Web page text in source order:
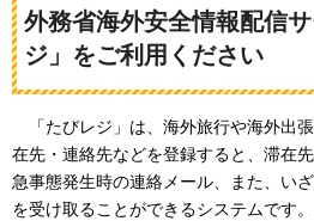
外務省海外安全情報配信
ジ」をご利用ください
「たびレジ」は、海外旅行や海外出
在先・連絡先などを登録すると、滞在
急事態発生時の連絡メール、また、い
を受け取ることができるシステムです